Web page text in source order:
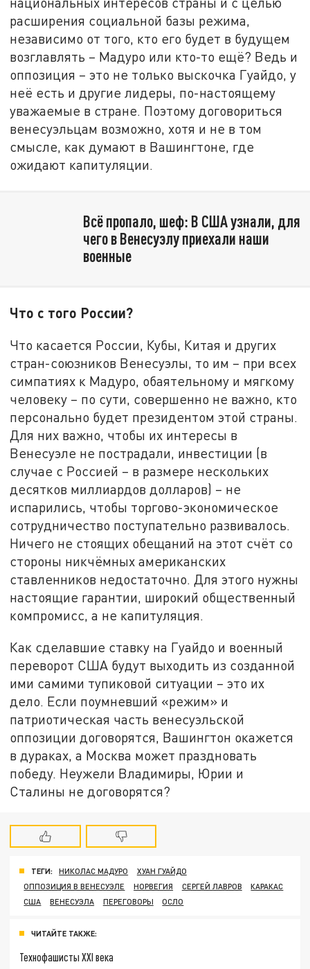
расширения социальной базы режима,
независимо от того, кто его будет в будущем
возглавлять – Мадуро или кто-то ещё? Ведь и
оппозиция – это не только выскочка Гуайдо, у
неё есть и другие лидеры, по-настоящему
уважаемые в стране. Поэтому договориться
венесуэльцам возможно, хотя и не в том
смысле, как думают в Вашингтоне, где
ожидают капитуляции.
Всё пропало, шеф: В США узнали, для
чего в Венесуэлу приехали наши
военные
Что с того России?
Что касается России, Кубы, Китая и других
стран-союзников Венесуэлы, то им – при всех
симпатиях к Мадуро, обаятельному и мягкому
человеку – по сути, совершенно не важно, кто
персонально будет президентом этой страны.
Для них важно, чтобы их интересы в
Венесуэле не пострадали, инвестиции (в
случае с Россией – в размере нескольких
десятков миллиардов долларов) – не
испарились, чтобы торгово-экономическое
сотрудничество поступательно развивалось.
Ничего не стоящих обещаний на этот счёт со
стороны никчёмных американских
ставленников недостаточно. Для этого нужны
настоящие гарантии, широкий общественный
компромисс, а не капитуляция.
Как сделавшие ставку на Гуайдо и военный
переворот США будут выходить из созданной
ими самими тупиковой ситуации – это их
дело. Если поумневший «режим» и
патриотическая часть венесуэльской
оппозиции договорятся, Вашингтон окажется
в дураках, а Москва может праздновать
победу. Неужели Владимиры, Юрии и
Сталины не договорятся?
ТЕГИ: НИКОЛАС МАДУРО
ХУАН ГУАЙДО
ОППОЗИЦИЯ В ВЕНЕСУЭЛЕ
НОРВЕГИЯ СЕРГЕЙ ЛАВРОВ
КАРАКАС
США
ВЕНЕСУЭЛА ПЕРЕГОВОРЫ ОСЛО
ЧИТАЙТЕ ТАКЖЕ:
Технофашисты XXI века